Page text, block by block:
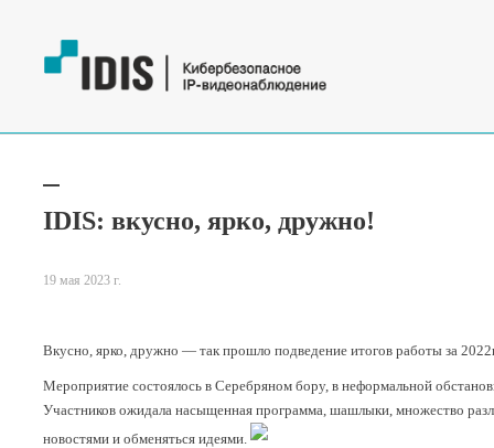
IDIS: вкусно, ярко, дружно!
19 мая 2023 г.
Вкусно, ярко, дружно — так прошло подведение итогов работы за
Мероприятие состоялось в Серебряном бору, в неформальной
Участников ожидала насыщенная программа, шашлыки, множество
новостями и обменяться идеями.